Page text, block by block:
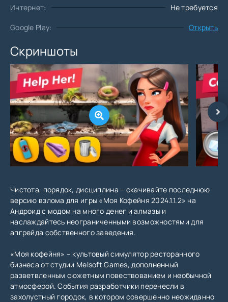
Интернет: Не требуется
Google Play: Открыть
Скриншоты
Чистота, порядок, дисциплина – скачивайте последнюю
версию взлома для игры «Моя Кофейня 2024.1.1.2» на
Андроид с модом на много денег и алмазы и
наслаждайтесь неограниченными возможностями для
апгрейда собственного заведения.
«Моя кофейня» – культовый симулятор ресторанного
бизнеса от студии Melsoft Games, дополненный
разветвленным сюжетным повествованием и необычной
атмосферой. События разработчики перенесли в
захолустный городок, в котором совершенно неожиданно